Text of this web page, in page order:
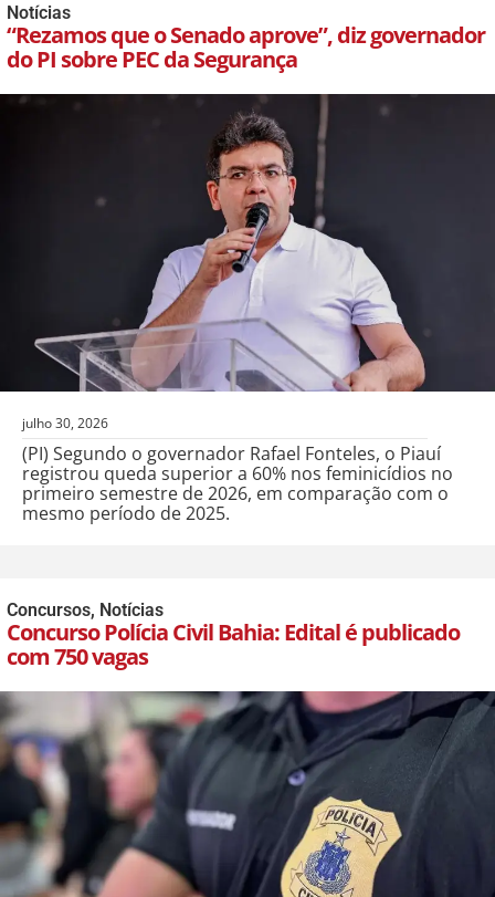
Notícias
“Rezamos que o Senado aprove”, diz governador
do PI sobre PEC da Segurança
julho 30, 2026
(PI) Segundo o governador Rafael Fonteles, o Piauí
registrou queda superior a 60% nos feminicídios no
primeiro semestre de 2026, em comparação com o
mesmo período de 2025.
Concursos, Notícias
Concurso Polícia Civil Bahia: Edital é publicado
com 750 vagas